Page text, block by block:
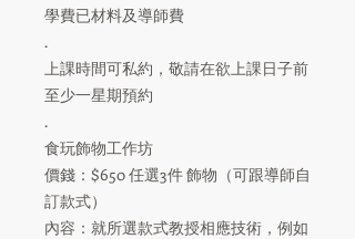
學費已材料及導師費⠀⠀⠀
.⠀⠀⠀⠀⠀⠀⠀⠀⠀
上課時間可私約，敬請在欲上課日子前
至少一星期預約⠀⠀⠀
.⠀⠀⠀⠀⠀⠀⠀⠀⠀
食玩飾物工作坊⠀⠀⠀⠀⠀⠀⠀⠀⠀
價錢：$650 任選3件 飾物（可跟導師自
訂款式）⠀⠀
內容：就所選款式教授相應技術，例如